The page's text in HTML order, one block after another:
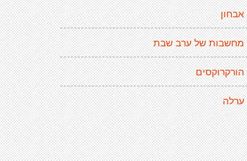
אבחון
מחשבות של ערב שבת
הורקרוקסים
ערלה